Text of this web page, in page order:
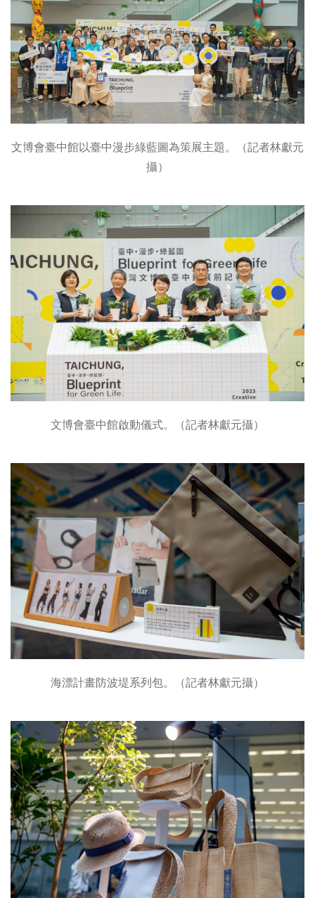
文博會臺中館以臺中漫步綠藍圖為策展主題。（記者林獻元
攝）
文博會臺中館啟動儀式。（記者林獻元攝）
海漂計畫防波堤系列包。（記者林獻元攝）